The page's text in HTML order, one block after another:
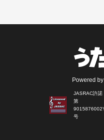
Powered
JASRAC許諾
第
号